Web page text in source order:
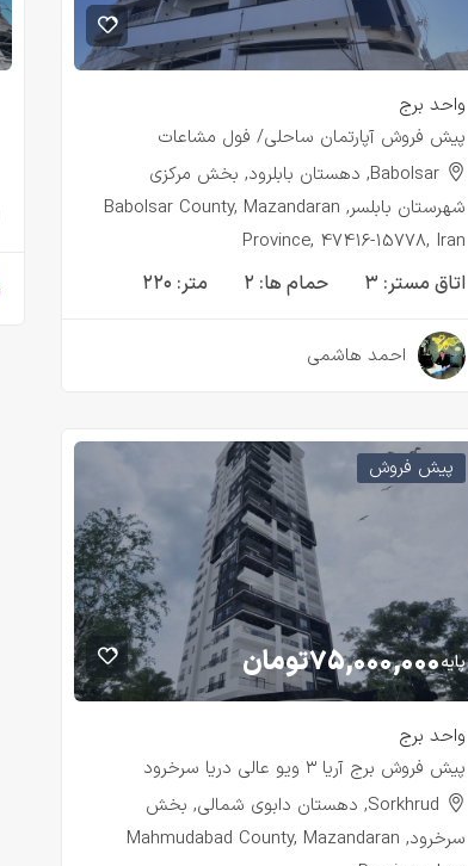
واحد برج
پیش فروش آپارتمان ساحلی/ فول مشاعات
Babolsar, دهستان بابلرود, بخش مرکزی
شهرستان بابلسر, Babolsar County, Mazandaran
Province, 47416-15778, Iran
اتاق مستر: ۳ حمام ها: ۲ متر: ۲۲۰
احمد هاشمی
پیش فروش
پایه۷۵,۰۰۰,۰۰۰تومان
واحد برج
پیش فروش برج آریا ۳ ویو عالی دریا سرخرود
Sorkhrud, دهستان دابوی شمالی, بخش
سرخرود, Mahmudabad County, Mazandaran